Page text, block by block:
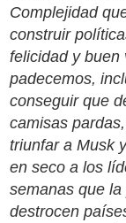
Complejidad
construir
felicidad y buen
padecemos,
conseguir que
camisas
triunfar a Musk
en seco a los
semanas que
destrocen